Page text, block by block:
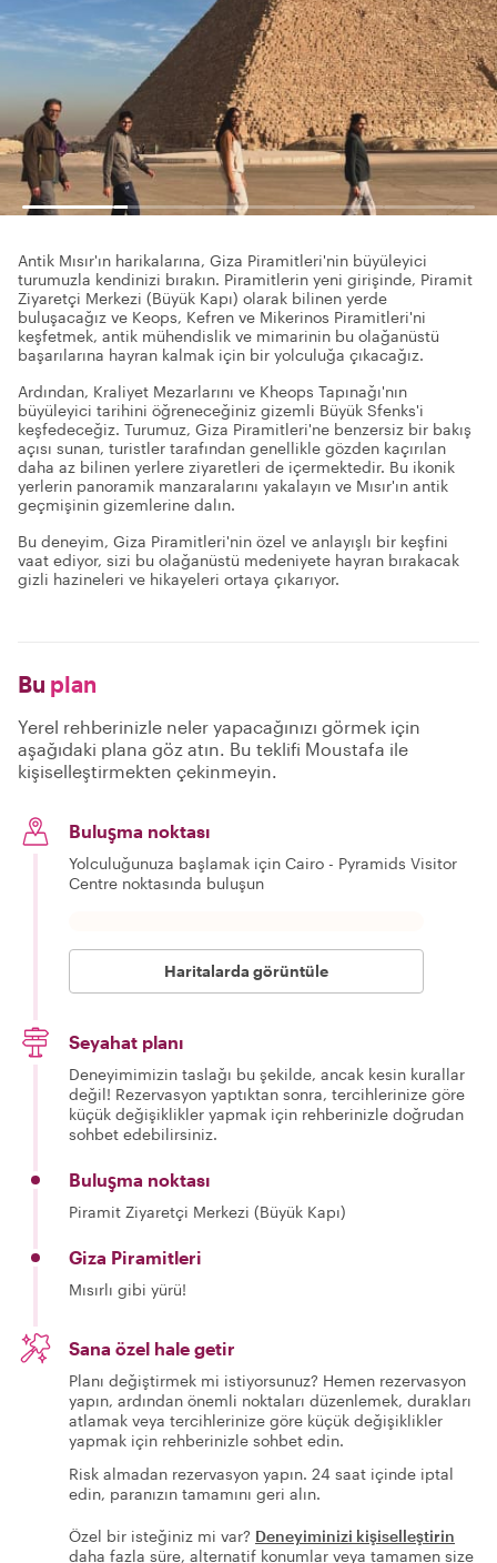
Antik Mısır'ın harikalarına, Giza Piramitleri'nin büyüleyici
turumuzla kendinizi bırakın. Piramitlerin yeni girişinde, Piramit
Ziyaretçi Merkezi (Büyük Kapı) olarak bilinen yerde
buluşacağız ve Keops, Kefren ve Mikerinos Piramitleri'ni
keşfetmek, antik mühendislik ve mimarinin bu olağanüstü
başarılarına hayran kalmak için bir yolculuğa çıkacağız.
Ardından, Kraliyet Mezarlarını ve Kheops Tapınağı'nın
büyüleyici tarihini öğreneceğiniz gizemli Büyük Sfenks'i
keşfedeceğiz. Turumuz, Giza Piramitleri'ne benzersiz bir bakış
açısı sunan, turistler tarafından genellikle gözden kaçırılan
daha az bilinen yerlere ziyaretleri de içermektedir. Bu ikonik
yerlerin panoramik manzaralarını yakalayın ve Mısır'ın antik
geçmişinin gizemlerine dalın.
Bu deneyim, Giza Piramitleri'nin özel ve anlayışlı bir keşfini
vaat ediyor, sizi bu olağanüstü medeniyete hayran bırakacak
gizli hazineleri ve hikayeleri ortaya çıkarıyor.
Bu plan
Yerel rehberinizle neler yapacağınızı görmek için
aşağıdaki plana göz atın. Bu teklifi Moustafa ile
kişiselleştirmekten çekinmeyin.
Buluşma noktası
Yolculuğunuza başlamak için Cairo - Pyramids Visitor
Centre noktasında buluşun
Haritalarda görüntüle
Seyahat planı
Deneyimimizin taslağı bu şekilde, ancak kesin kurallar
değil! Rezervasyon yaptıktan sonra, tercihlerinize göre
küçük değişiklikler yapmak için rehberinizle doğrudan
sohbet edebilirsiniz.
Buluşma noktası
Piramit Ziyaretçi Merkezi (Büyük Kapı)
Giza Piramitleri
Mısırlı gibi yürü!
Sana özel hale getir
Planı değiştirmek mi istiyorsunuz? Hemen rezervasyon
yapın, ardından önemli noktaları düzenlemek, durakları
atlamak veya tercihlerinize göre küçük değişiklikler
yapmak için rehberinizle sohbet edin.
Risk almadan rezervasyon yapın. 24 saat içinde iptal
edin, paranızın tamamını geri alın.
Özel bir isteğiniz mi var? Deneyiminizi kişiselleştirin
daha fazla süre, alternatif konumlar veya tamamen size